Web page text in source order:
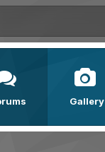
Gallery